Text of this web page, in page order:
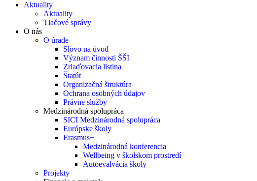
Aktuality
Aktuality
Tlačové správy
O nás
O úrade
Slovo na úvod
Význam činnosti ŠŠI
Zriaďovacia listina
Štatút
Organizačná štruktúra
Ochrana osobných údajov
Právne služby
Medzinárodná spolupráca
SICI Medzinárodná spolupráca
Európske školy
Erasmus+
Medzinárodná konferencia
Wellbeing v školskom prostredí
Autoevalvácia školy
Projekty